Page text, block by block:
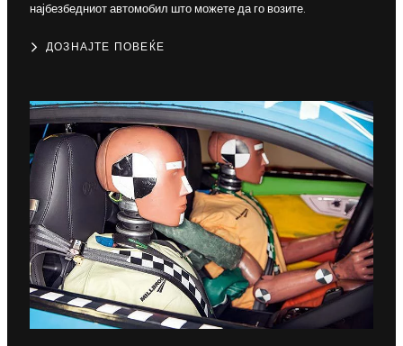
најбезбедниот автомобил што можете да го возите.
ДОЗНАЈТЕ ПОВЕЌЕ